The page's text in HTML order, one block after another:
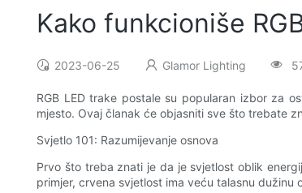
Kako funkcioniše
2023-06-25 Glamor Lighting
RGB LED trake postale su popularan izbor za
mjesto. Ovaj članak će objasniti sve što trebate
Svjetlo 101: Razumijevanje osnova
Prvo što treba znati je da je svjetlost oblik
primjer, crvena svjetlost ima veću talasnu dužinu